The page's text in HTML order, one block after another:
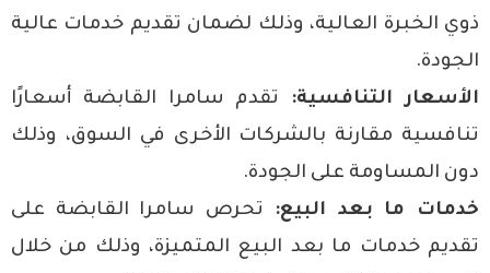
ذوي الخبرة العالية، وذلك لضمان تقديم خدمات عالية
الجودة.
الأسعار التنافسية:
تقدم سامرا القابضة أسعارًا
تنافسية مقارنة بالشركات الأخرى في السوق، وذلك
دون المساومة على الجودة.
خدمات ما بعد البيع:
تحرص سامرا القابضة على
تقديم خدمات ما بعد البيع المتميزة، وذلك من خلال